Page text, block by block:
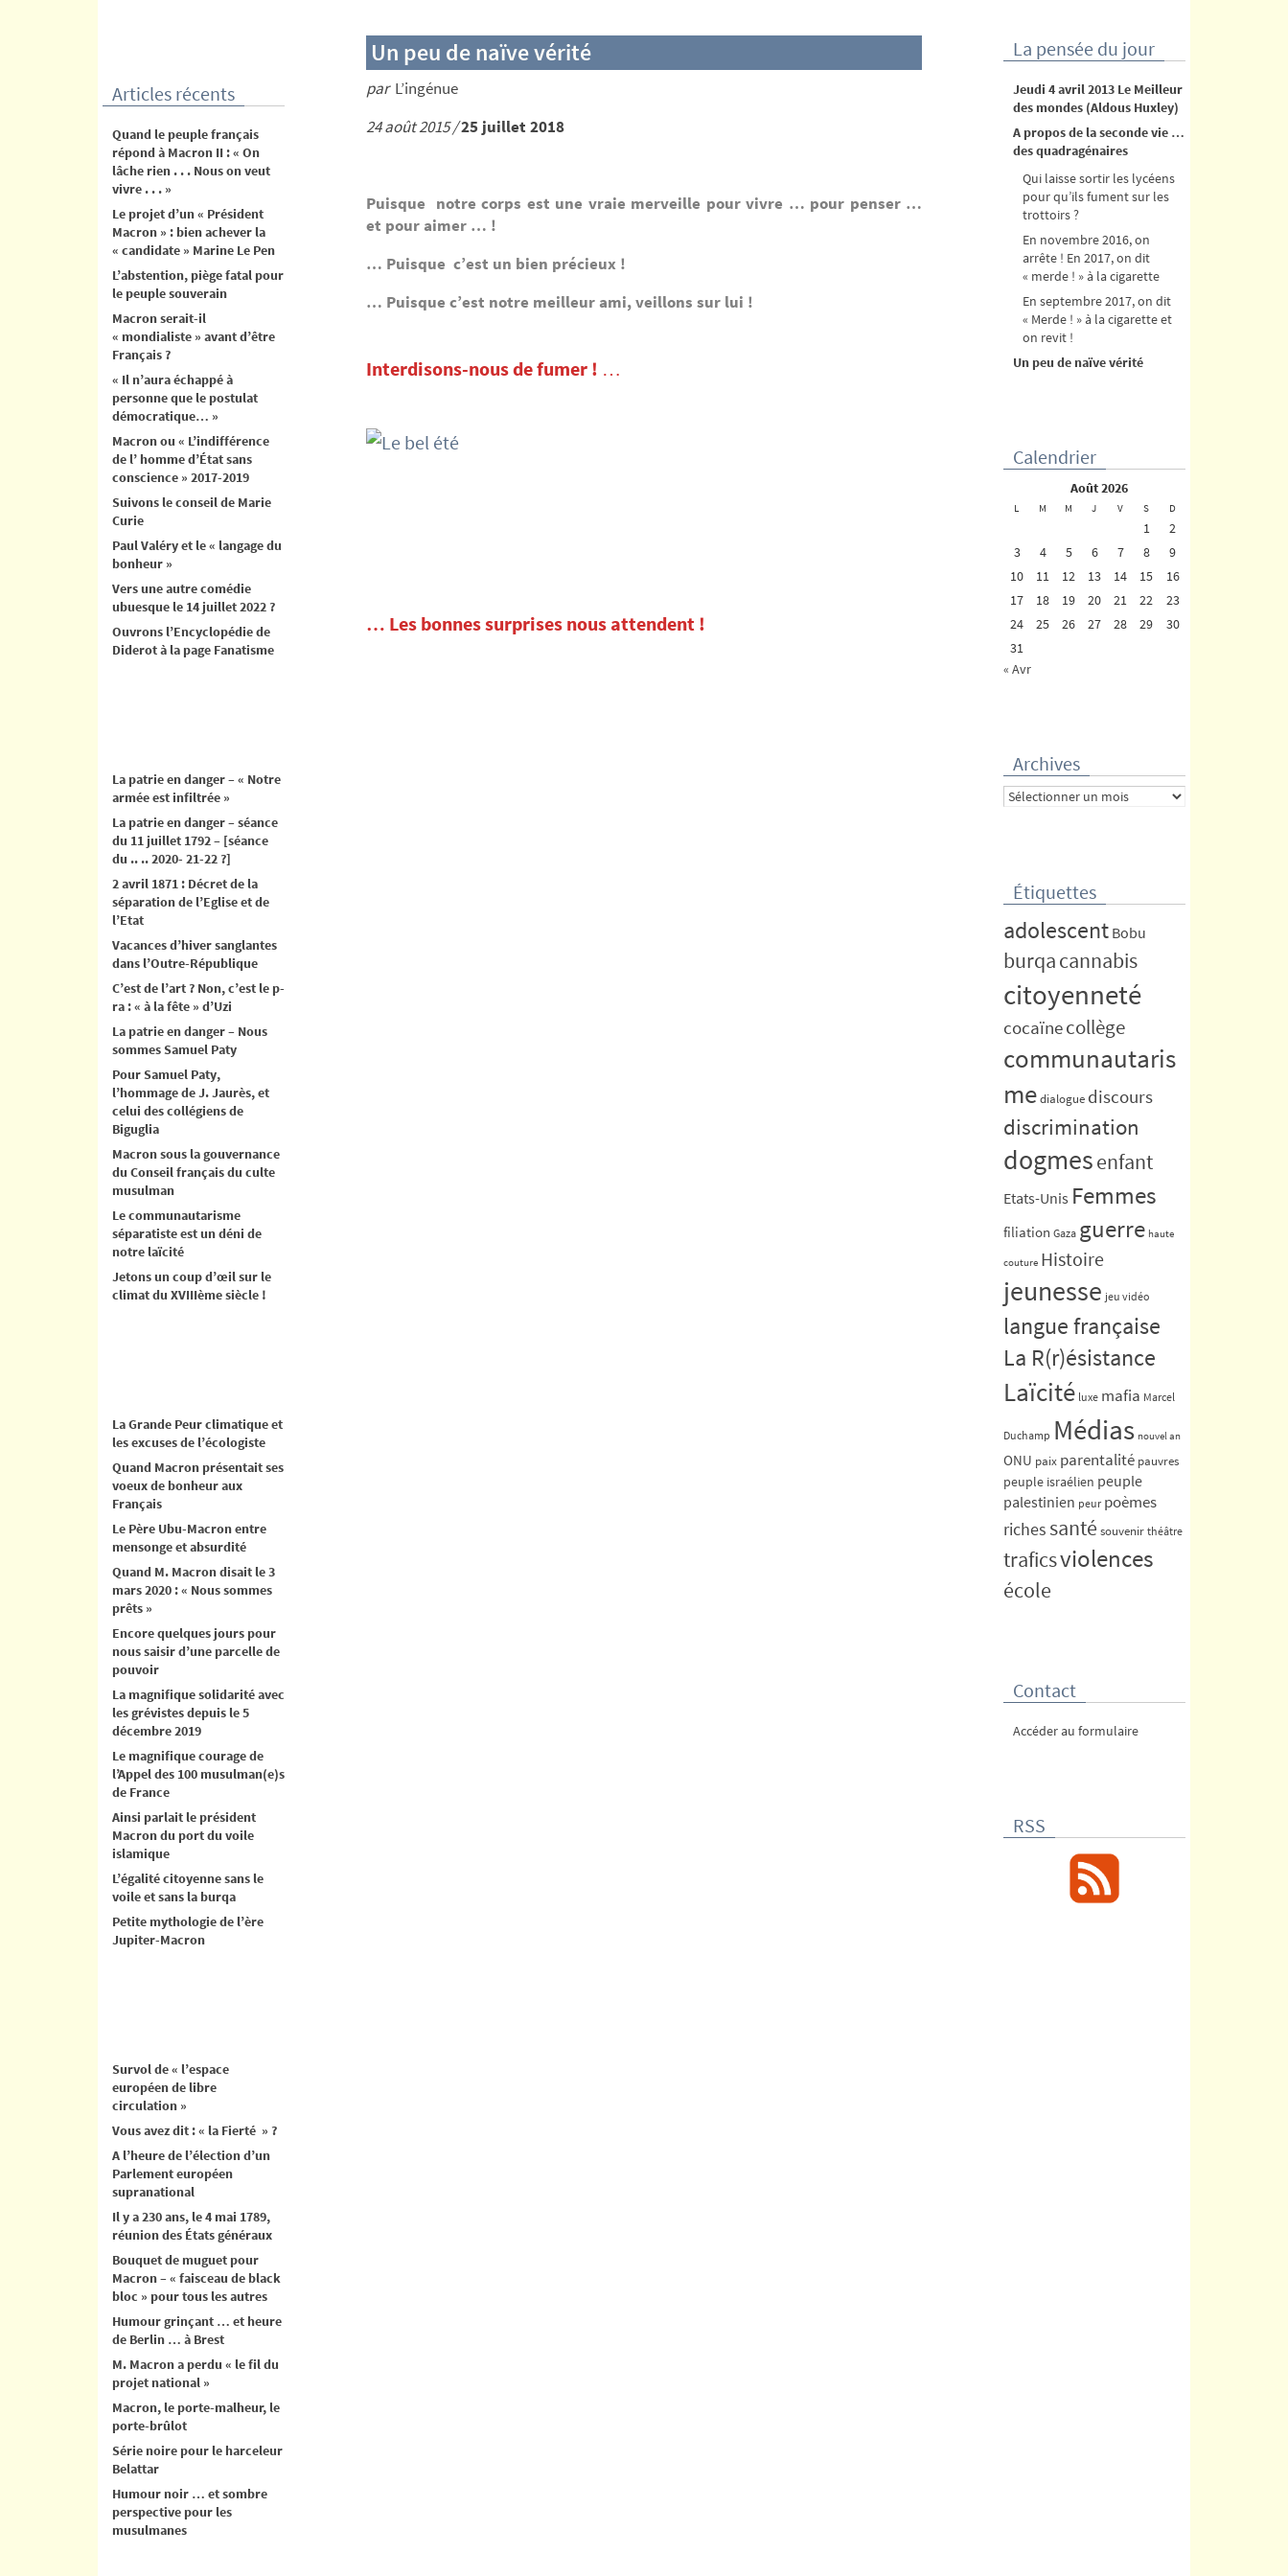
Un peu de naïve vérité
par L’ingénue
24 août 2015 /25 juillet 2018
Puisque notre corps est une vraie merveille pour vivre … pour penser …
et pour aimer … !
… Puisque c’est un bien précieux !
… Puisque c’est notre meilleur ami, veillons sur lui !
Interdisons-nous de fumer ! …
… Les bonnes surprises nous attendent !
Articles récents
Quand le peuple français
répond à Macron II : « On
lâche rien . . . Nous on veut
vivre . . . »
Le projet d’un « Président
Macron » : bien achever la
« candidate » Marine Le Pen
L’abstention, piège fatal pour
le peuple souverain
Macron serait-il
« mondialiste » avant d’être
Français ?
« Il n’aura échappé à
personne que le postulat
démocratique… »
Macron ou « L’indifférence
de l’ homme d’État sans
conscience » 2017-2019
Suivons le conseil de Marie
Curie
Paul Valéry et le « langage du
bonheur »
Vers une autre comédie
ubuesque le 14 juillet 2022 ?
Ouvrons l’Encyclopédie de
Diderot à la page Fanatisme
La patrie en danger – « Notre
armée est infiltrée »
La patrie en danger – séance
du 11 juillet 1792 – [séance
du .. .. 2020- 21-22 ?]
2 avril 1871 : Décret de la
séparation de l’Eglise et de
l’Etat
Vacances d’hiver sanglantes
dans l’Outre-République
C’est de l’art ? Non, c’est le p-
ra : « à la fête » d’Uzi
La patrie en danger – Nous
sommes Samuel Paty
Pour Samuel Paty,
l’hommage de J. Jaurès, et
celui des collégiens de
Biguglia
Macron sous la gouvernance
du Conseil français du culte
musulman
Le communautarisme
séparatiste est un déni de
notre laïcité
Jetons un coup d’œil sur le
climat du XVIIIème siècle !
La Grande Peur climatique et
les excuses de l’écologiste
Quand Macron présentait ses
voeux de bonheur aux
Français
Le Père Ubu-Macron entre
mensonge et absurdité
Quand M. Macron disait le 3
mars 2020 : « Nous sommes
prêts »
Encore quelques jours pour
nous saisir d’une parcelle de
pouvoir
La magnifique solidarité avec
les grévistes depuis le 5
décembre 2019
Le magnifique courage de
l’Appel des 100 musulman(e)s
de France
Ainsi parlait le président
Macron du port du voile
islamique
L’égalité citoyenne sans le
voile et sans la burqa
Petite mythologie de l’ère
Jupiter-Macron
Survol de « l’espace
européen de libre
circulation »
Vous avez dit : « la Fierté » ?
A l’heure de l’élection d’un
Parlement européen
supranational
Il y a 230 ans, le 4 mai 1789,
réunion des États généraux
Bouquet de muguet pour
Macron – « faisceau de black
bloc » pour tous les autres
Humour grinçant … et heure
de Berlin … à Brest
M. Macron a perdu « le fil du
projet national »
Macron, le porte-malheur, le
porte-brûlot
Série noire pour le harceleur
Belattar
Humour noir … et sombre
perspective pour les
musulmanes
La pensée du jour
Jeudi 4 avril 2013 Le Meilleur
des mondes (Aldous Huxley)
A propos de la seconde vie …
des quadragénaires
Qui laisse sortir les lycéens
pour qu’ils fument sur les
trottoirs ?
En novembre 2016, on
arrête ! En 2017, on dit
« merde ! » à la cigarette
En septembre 2017, on dit
« Merde ! » à la cigarette et
on revit !
Un peu de naïve vérité
Calendrier
août 2026
L M M J V S D
1
2
3
4 5 6 7 8
9
10
11 12 13 14 15
16
17
18 19 20 21 22
23
24
25 26 27 28 29
30
31
« Avr
Archives
Archives
Étiquettes
adolescent Bobu
burqacannabis
citoyenneté
cocaïnecollège
communautaris
medialogue discours
discrimination
dogmesenfant
Etats-Unis Femmes
filiation Gaza guerre haute
couture Histoire
jeunesse jeu vidéo
langue française
La R(r)ésistance
Laïcité luxe mafia Marcel
Duchamp Médias nouvel an
ONU paix parentalité pauvres
peuple israélien peuple
palestinien peur poèmes
riches santé souvenir théâtre
traficsviolences
école
Contact
Accéder au formulaire
RSS